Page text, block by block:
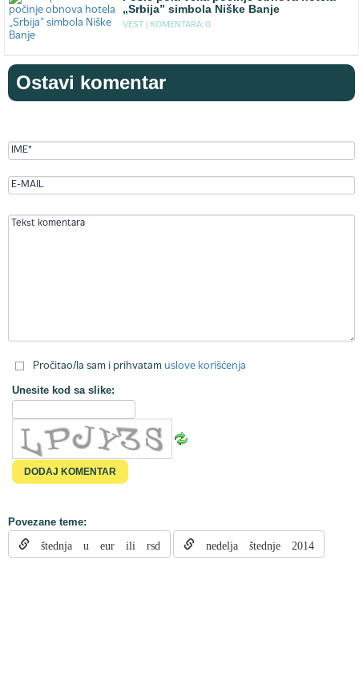
„Srbija” simbola Niške Banje
VEST | KOMENTARA: 0
Ostavi komentar
Pročitao/la sam i prihvatam uslove korišćenja
Unesite kod sa slike:
Povezane teme:
štednja u eur ili rsd nedelja štednje 2014